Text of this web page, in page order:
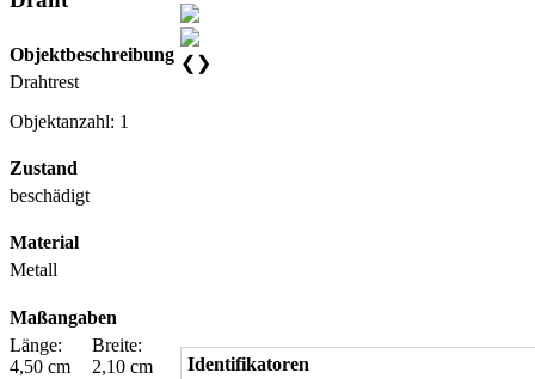
Objektbeschreibung
Drahtrest
Objektanzahl: 1
Zustand
beschädigt
Material
Metall
Maßangaben
Länge:
4,50 cm
Breite:
2,10 cm
❮ ❯
Identifikatoren